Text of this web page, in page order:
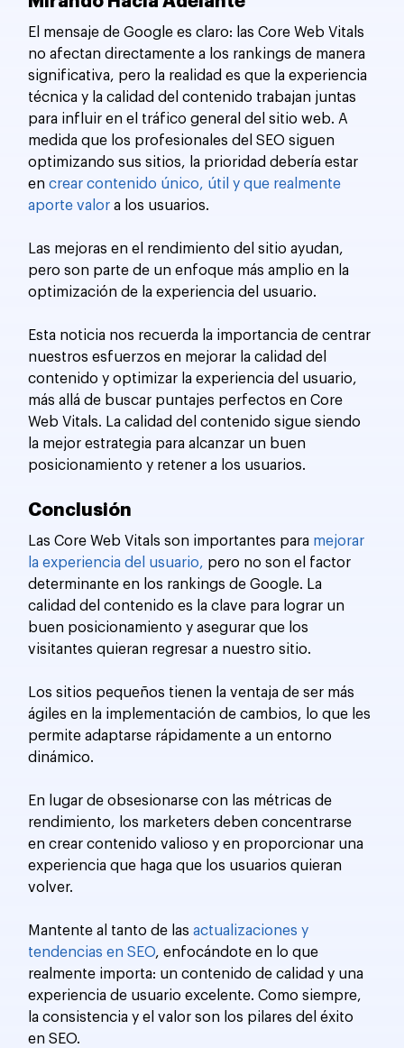
El mensaje de Google es claro: las Core Web Vitals
no afectan directamente a los rankings de manera
significativa, pero la realidad es que la experiencia
técnica y la calidad del contenido trabajan juntas
para influir en el tráfico general del sitio web. A
medida que los profesionales del SEO siguen
optimizando sus sitios, la prioridad debería estar
en crear contenido único, útil y que realmente
aporte valor a los usuarios.
Las mejoras en el rendimiento del sitio ayudan,
pero son parte de un enfoque más amplio en la
optimización de la experiencia del usuario.
Esta noticia nos recuerda la importancia de centrar
nuestros esfuerzos en mejorar la calidad del
contenido y optimizar la experiencia del usuario,
más allá de buscar puntajes perfectos en Core
Web Vitals. La calidad del contenido sigue siendo
la mejor estrategia para alcanzar un buen
posicionamiento y retener a los usuarios.
Conclusión
Las Core Web Vitals son importantes para mejorar
la experiencia del usuario, pero no son el factor
determinante en los rankings de Google. La
calidad del contenido es la clave para lograr un
buen posicionamiento y asegurar que los
visitantes quieran regresar a nuestro sitio.
Los sitios pequeños tienen la ventaja de ser más
ágiles en la implementación de cambios, lo que les
permite adaptarse rápidamente a un entorno
dinámico.
En lugar de obsesionarse con las métricas de
rendimiento, los marketers deben concentrarse
en crear contenido valioso y en proporcionar una
experiencia que haga que los usuarios quieran
volver.
Mantente al tanto de las actualizaciones y
tendencias en SEO, enfocándote en lo que
realmente importa: un contenido de calidad y una
experiencia de usuario excelente. Como siempre,
la consistencia y el valor son los pilares del éxito
en SEO.